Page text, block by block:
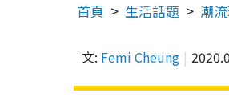
首頁 生活話題 潮
文: Femi Cheung